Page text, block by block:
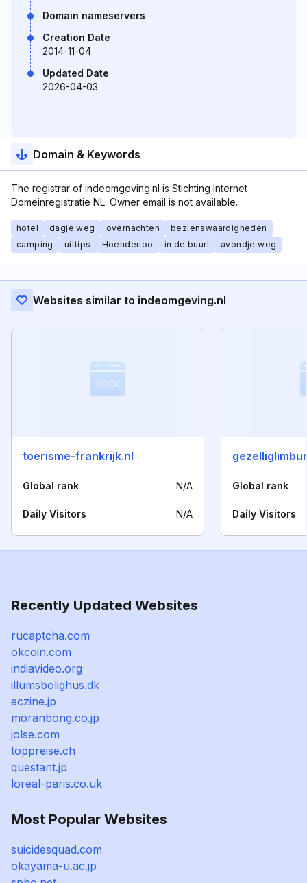
Domain nameservers
Creation Date
2014-11-04
Updated Date
2026-04-03
Domain & Keywords
The registrar of indeomgeving.nl is Stichting Internet
Domeinregistratie NL. Owner email is not available.
hotel dagje weg overnachten
bezienswaardigheden
camping
uittips Hoenderloo in de buurt avondje weg
Websites similar to indeomgeving.nl
toerisme-frankrijk.nl
Global rank N/A
Daily Visitors N/A
Global rank
Daily Visitors
Recently Updated Websites
rucaptcha.com
okcoin.com
indiavideo.org
illumsbolighus.dk
eczine.jp
moranbong.co.jp
jolse.com
toppreise.ch
questant.jp
loreal-paris.co.uk
Most Popular Websites
suicidesquad.com
okayama-u.ac.jp